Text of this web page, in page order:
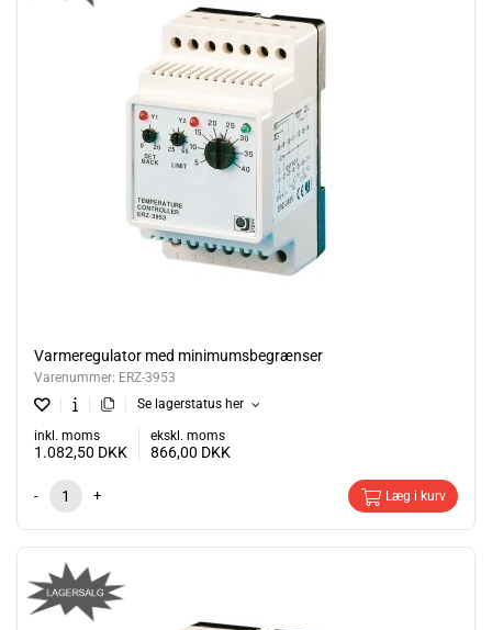
Varmeregulator med minimumsbegrænser
Varenummer: ERZ-3953
Se lagerstatus her
inkl. moms
1.082,50 DKK
ekskl. moms
866,00 DKK
- + Læg i kurv